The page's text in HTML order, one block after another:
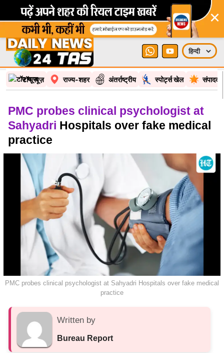
×
टॉप न्यूज़ राज्य-शहर अंतर्राष्ट्रीय स्पोर्ट्स खेल
PMC probes clinical psychologist at
Sahyadri Hospitals over fake medical
practice
PMC probes clinical psychologist at Sahyadri Hospitals over fake medical
practice
Written by
Bureau Report